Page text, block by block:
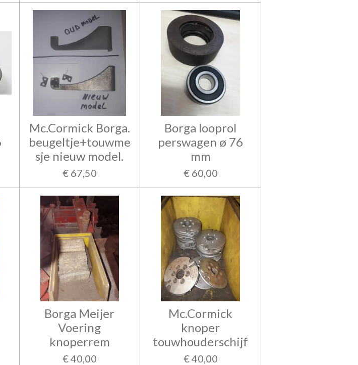
Mc.Cormick Borga.
beugeltje+touwme
sje nieuw model.
€ 67,50
Borga looprol
perswagen ø 76
mm
€ 60,00
Borga Meijer
Voering
knoperrem
€ 40,00
Mc.Cormick
knoper
touwhouderschijf
€ 40,00